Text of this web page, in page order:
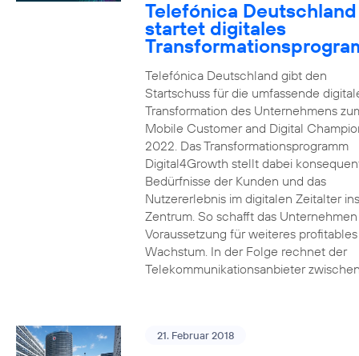
Telefónica Deutschland
startet digitales
Telefónica Deutschland gibt den
Startschuss für die umfassende
Transformation des Unternehmens
Mobile Customer and Digital
2022. Das Transformationsprogramm
Digital4Growth stellt dabei
Bedürfnisse der Kunden und das
Nutzererlebnis im digitalen Zeitalter ins
Zentrum. So schafft das
Voraussetzung für weiteres profitables
Wachstum. In der Folge rechnet der
Telekommunikationsanbieter
21. Februar 2018